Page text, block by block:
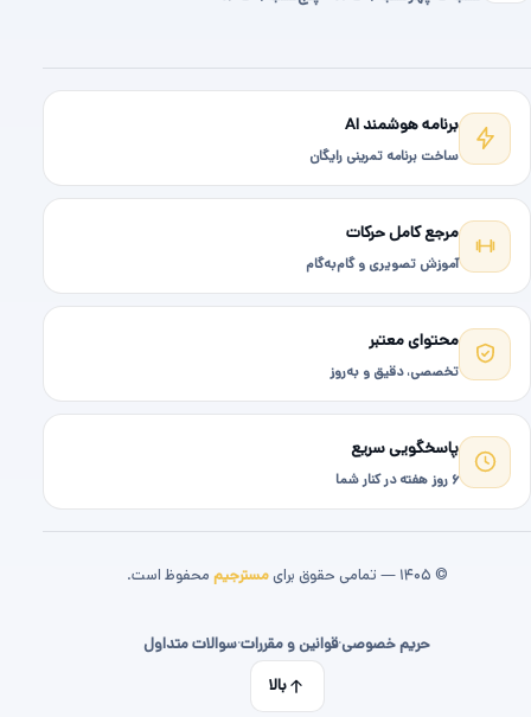
برنامه هوشمند AI
ساخت برنامه تمرینی رایگان
مرجع کامل حرکات
آموزش تصویری و گام‌به‌گام
محتوای معتبر
تخصصی، دقیق و به‌روز
پاسخگویی سریع
۶ روز هفته در کنار شما
© ۱۴۰۵ — تمامی حقوق برای مسترجیم محفوظ است.
حریم خصوصی·قوانین و مقررات·سوالات متداول
بالا